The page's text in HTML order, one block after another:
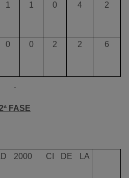
1 1 0 4 2
0 0 2 2 6
FASE
2000  CI DE LA